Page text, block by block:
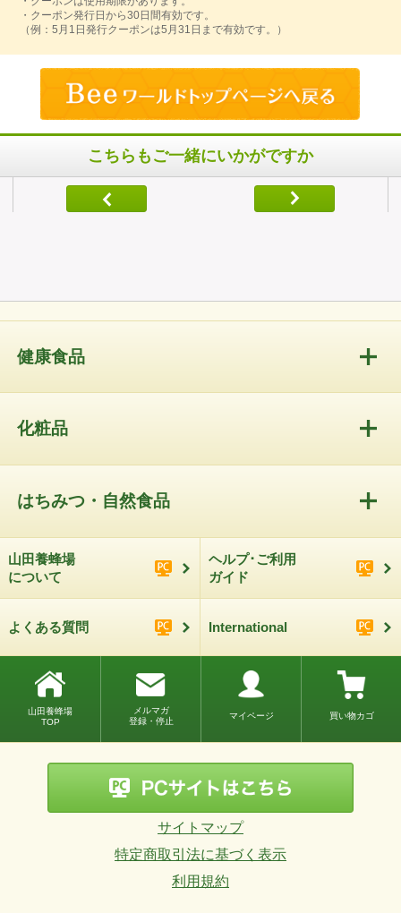
・クーポン発行日から30日間有効です。
（例：5月1日発行クーポンは5月31日まで有効です。）
こちらもご一緒にいかがですか
健康食品
化粧品
はちみつ・自然食品
山田養蜂場
について
ヘルプ･ご利用
ガイド
よくある質問 International
山田養蜂場
TOP
メルマガ
登録・停止
マイページ 買い物カゴ
サイトマップ
特定商取引法に基づく表示
利用規約